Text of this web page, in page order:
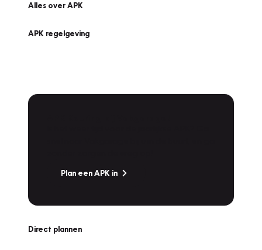
Alles over APK
APK regelgeving
Plan een APK in
Direct plannen